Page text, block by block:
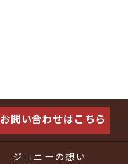
お問い合わせはこちら
ジョニーの想い